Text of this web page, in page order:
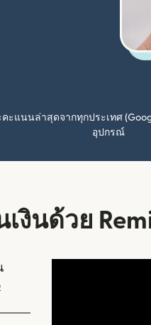
แนนล่าสุดจากทุกประเทศ
อุปกรณ์
เงินด้วย